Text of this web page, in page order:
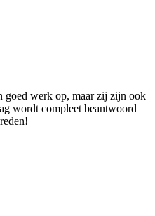
goed werk op, maar zij zijn ook
wordt compleet beantwoord